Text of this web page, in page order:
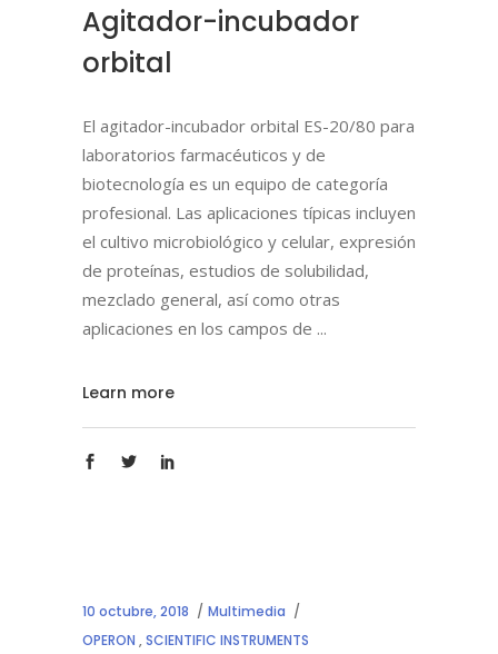
Agitador-incubador
orbital
El agitador-incubador orbital ES-20/80 para
laboratorios farmacéuticos y de
biotecnología es un equipo de categoría
profesional. Las aplicaciones típicas incluyen
el cultivo microbiológico y celular, expresión
de proteínas, estudios de solubilidad,
mezclado general, así como otras
aplicaciones en los campos de
Learn more
10 octubre, 2018
Multimedia
OPERON ,SCIENTIFIC INSTRUMENTS